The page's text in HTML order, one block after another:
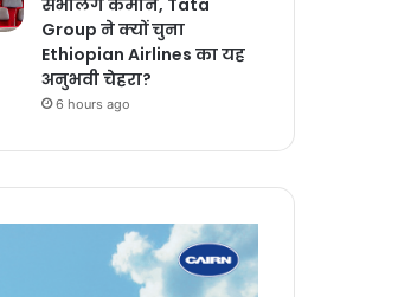
संभालेंगे कमान, Tata
Group ने क्यों चुना
Ethiopian Airlines का यह
अनुभवी चेहरा?
6 hours ago